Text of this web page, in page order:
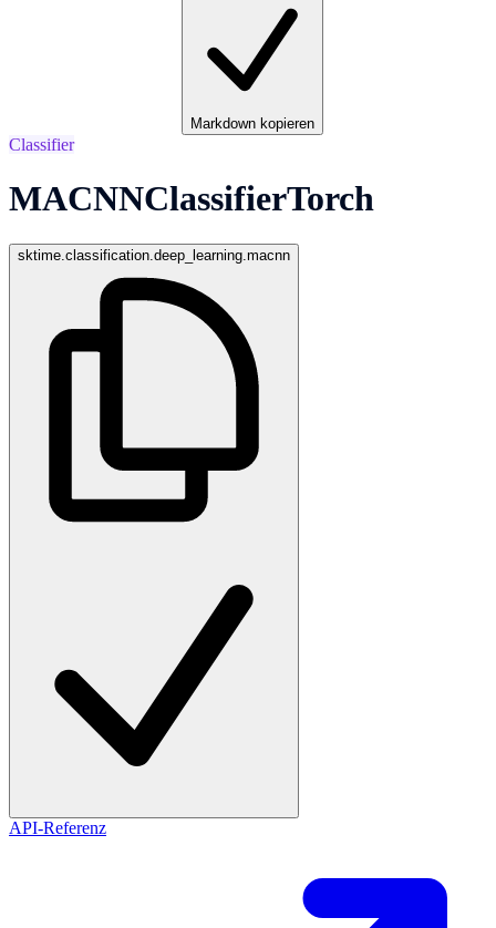
Markdown kopieren
Classifier
MACNNClassifierTorch
sktime.classification.deep_learning.macnn
API-Referenz